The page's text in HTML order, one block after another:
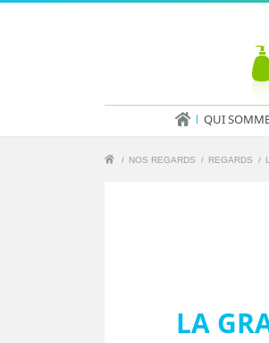
QUI
/ NOS REGARDS / REGARDS /
LA